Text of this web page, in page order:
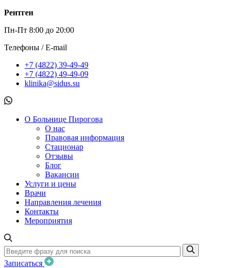
Рентген
Пн-Пт 8:00 до 20:00
Телефоны / E-mail
+7 (4822) 39-49-49
+7 (4822) 49-49-09
klinika@sidus.su
О Больнице Пирогова
О нас
Правовая информация
Стационар
Отзывы
Блог
Вакансии
Услуги и цены
Врачи
Направления лечения
Контакты
Мероприятия
Записаться